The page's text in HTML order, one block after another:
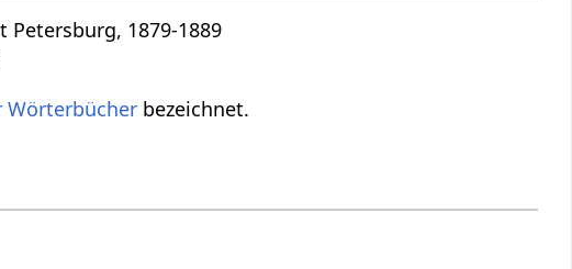
Petersburg, 1879-1889
Wörterbücher bezeichnet.